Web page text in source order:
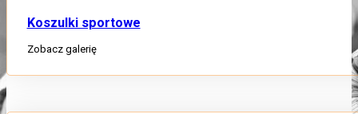
Koszulki sportowe
Zobacz galerię